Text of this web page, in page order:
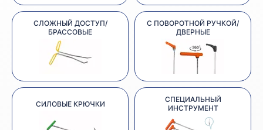
СЛОЖНЫЙ ДОСТУП/
БРАССОВЫЕ
С ПОВОРОТНОЙ РУЧКОЙ/
ДВЕРНЫЕ
СИЛОВЫЕ КРЮЧКИ
СПЕЦИАЛЬНЫЙ
ИНСТРУМЕНТ